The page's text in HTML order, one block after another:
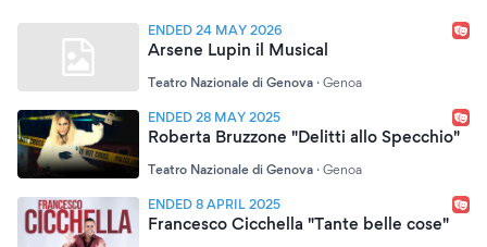
ENDED 24 MAY 2026
Arsene Lupin il Musical
Teatro Nazionale di Genova · Genoa
ENDED 28 MAY 2025
Roberta Bruzzone "Delitti allo Specchio"
Teatro Nazionale di Genova · Genoa
ENDED 8 APRIL 2025
Francesco Cicchella "Tante belle cose"